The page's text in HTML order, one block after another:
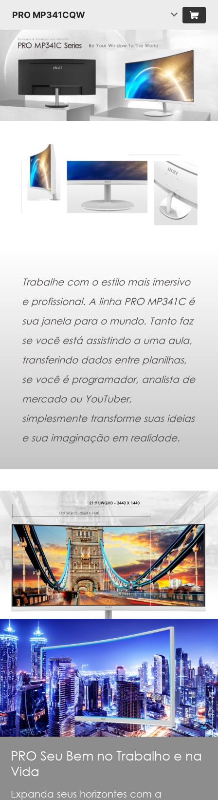
PRO MP341CQW
Trabalhe com o estilo mais imersivo
e profissional. A linha PRO MP341C é
sua janela para o mundo. Tanto faz
se você está assistindo a uma aula,
transferindo dados entre planilhas,
se você é programador, analista de
mercado ou YouTuber,
simplesmente transforme suas ideias
e sua imaginação em realidade.
PRO Seu Bem no Trabalho e na
Vida
Expanda seus horizontes com a